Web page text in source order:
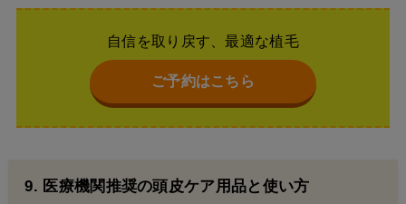
自信を取り戻す、最適な植毛
ご予約はこちら
9. 医療機関推奨の頭皮ケア用品と使い方